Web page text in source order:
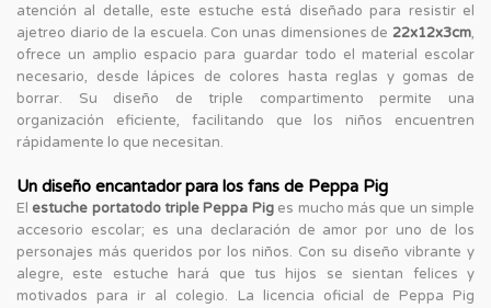
atención al detalle, este estuche está diseñado para resistir el
ajetreo diario de la escuela. Con unas dimensiones de 22x12x3cm,
ofrece un amplio espacio para guardar todo el material escolar
necesario, desde lápices de colores hasta reglas y gomas de
borrar. Su diseño de triple compartimento permite una
organización eficiente, facilitando que los niños encuentren
rápidamente lo que necesitan.
Un diseño encantador para los fans de Peppa Pig
El estuche portatodo triple Peppa Piges mucho más que un simple
accesorio escolar; es una declaración de amor por uno de los
personajes más queridos por los niños. Con su diseño vibrante y
alegre, este estuche hará que tus hijos se sientan felices y
motivados para ir al colegio. La licencia oficial de Peppa Pig